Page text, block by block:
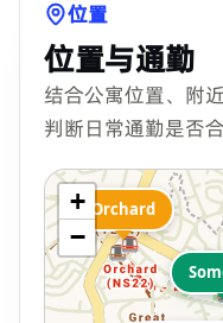
位置
位置与通勤
结合公寓位置、附
判断日常通勤是否合
Orchard
+
−